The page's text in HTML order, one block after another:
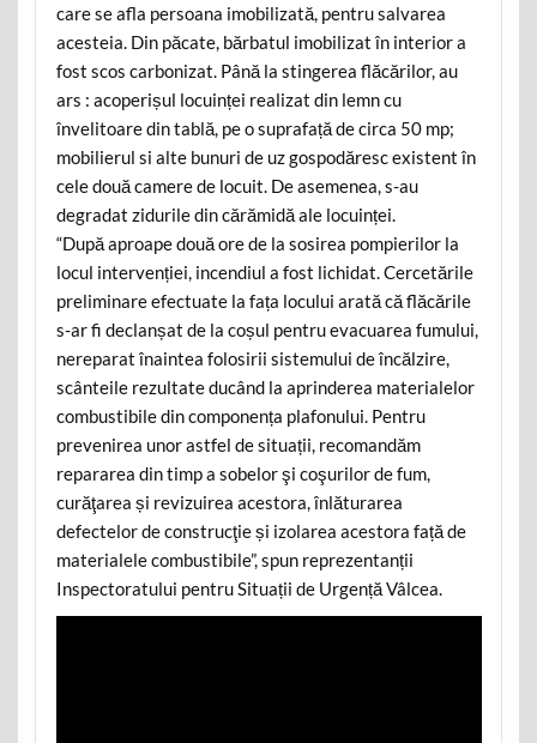
care se afla persoana imobilizată, pentru salvarea
acesteia. Din păcate, bărbatul imobilizat în interior a
fost scos carbonizat. Până la stingerea flăcărilor, au
ars : acoperișul locuinței realizat din lemn cu
învelitoare din tablă, pe o suprafață de circa 50 mp;
mobilierul si alte bunuri de uz gospodăresc existent în
cele două camere de locuit. De asemenea, s-au
degradat zidurile din cărămidă ale locuinței.
“După aproape două ore de la sosirea pompierilor la
locul intervenției, incendiul a fost lichidat. Cercetările
preliminare efectuate la fața locului arată că flăcările
s-ar fi declanșat de la coșul pentru evacuarea fumului,
nereparat înaintea folosirii sistemului de încălzire,
scânteile rezultate ducând la aprinderea materialelor
combustibile din componența plafonului. Pentru
prevenirea unor astfel de situații, recomandăm
repararea din timp a sobelor şi coşurilor de fum,
curăţarea și revizuirea acestora, înlăturarea
defectelor de construcţie și izolarea acestora față de
materialele combustibile”, spun reprezentanții
Inspectoratului pentru Situații de Urgență Vâlcea.